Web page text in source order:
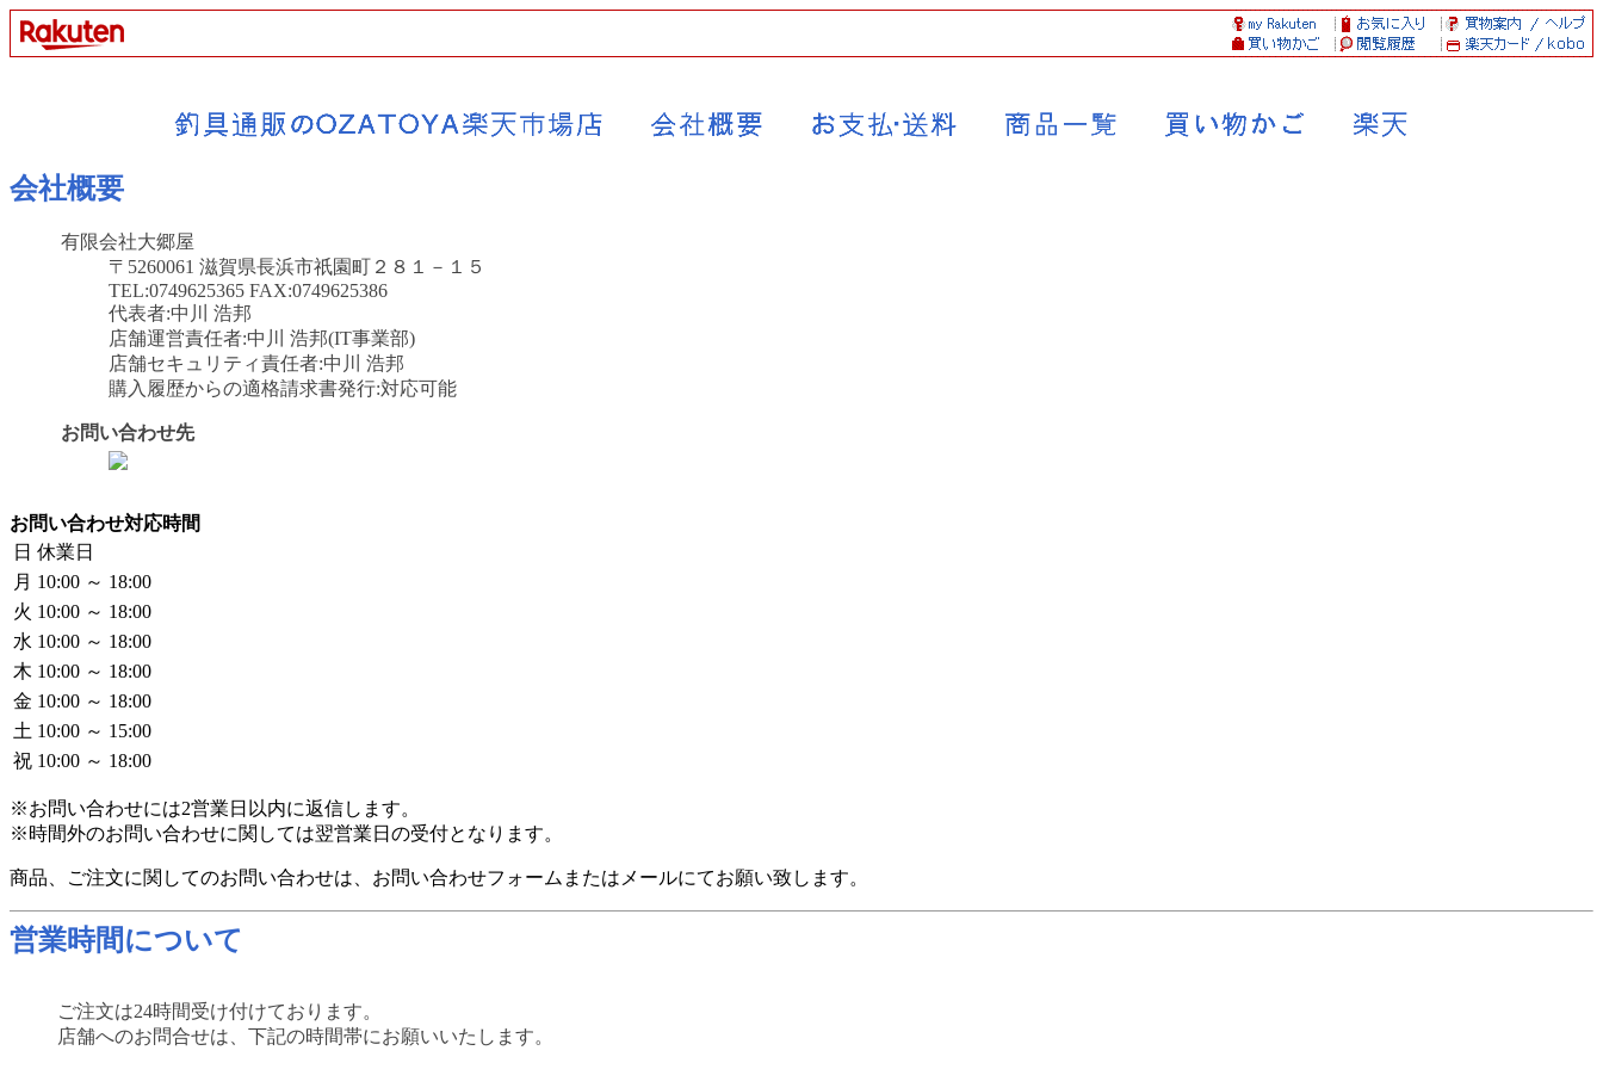
会社概要
有限会社大郷屋
〒5260061 滋賀県長浜市祇園町２８１－１５
TEL:0749625365 FAX:0749625386
代表者:中川 浩邦
店舗運営責任者:中川 浩邦(IT事業部)
店舗セキュリティ責任者:中川 浩邦
購入履歴からの適格請求書発行:対応可能
お問い合わせ先
お問い合わせ対応時間
日 休業日
月 10:00 ～ 18:00
火 10:00 ～ 18:00
水 10:00 ～ 18:00
木 10:00 ～ 18:00
金 10:00 ～ 18:00
土 10:00 ～ 15:00
祝 10:00 ～ 18:00
※お問い合わせには2営業日以内に返信します。
※時間外のお問い合わせに関しては翌営業日の受付となります。
商品、ご注文に関してのお問い合わせは、お問い合わせフォームまたはメールにてお願い致します。
営業時間について
ご注文は24時間受け付けております。
店舗へのお問合せは、下記の時間帯にお願いいたします。